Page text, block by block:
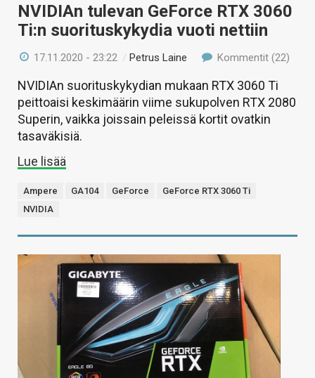
NVIDIAn tulevan GeForce RTX 3060
Ti:n suorituskykydia vuoti nettiin
17.11.2020 - 23:22 /Petrus Laine Kommentit (22)
NVIDIAn suorituskykydian mukaan RTX 3060 Ti
peittoaisi keskimäärin viime sukupolven RTX 2080
Superin, vaikka joissain peleissä kortit ovatkin
tasaväkisiä.
Lue lisää
Ampere GA104 GeForce
GeForce RTX 3060 Ti
NVIDIA